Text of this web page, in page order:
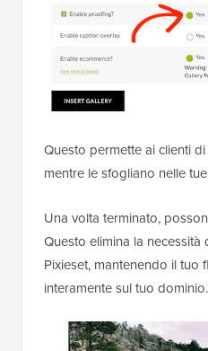
Questo permette ai clienti
mentre le sfogliano nelle
Una volta terminato,
Questo elimina la necessità
Pixieset, mantenendo il tuo
interamente sul tuo dominio.